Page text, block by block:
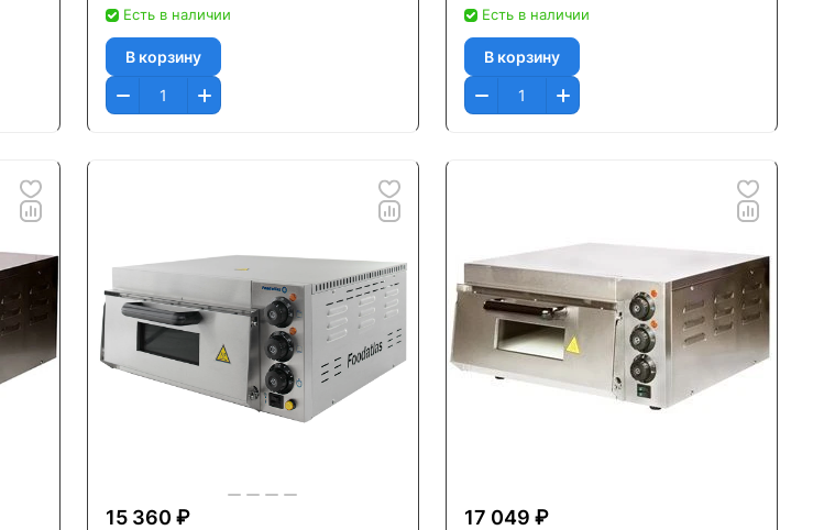
Есть в наличии
В корзину
Есть в наличии
В корзину
15 360 ₽ 17 049 ₽